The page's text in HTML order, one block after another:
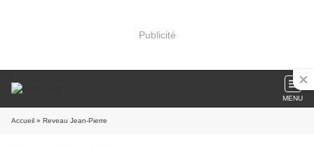
Publicité
MENU
Accueil » Reveau Jean-Pierre